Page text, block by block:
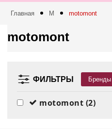
Главная M motomont
motomont
ФИЛЬТРЫ Бренды
motomont (2)